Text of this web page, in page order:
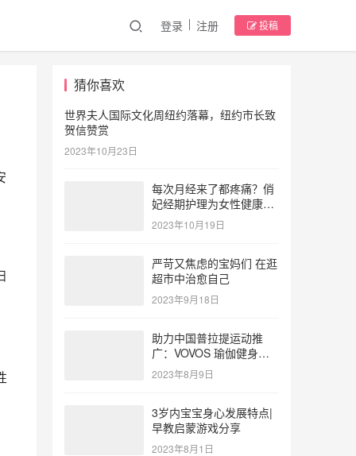
登录 注册 投稿
猜你喜欢
世界夫人国际文化周纽约落幕，纽约市长致
贺信赞赏
2023年10月23日
每次月经来了都疼痛？俏
妃经期护理为女性健康护
航
2023年10月19日
严苛又焦虑的宝妈们 在逛
超市中治愈自己
2023年9月18日
助力中国普拉提运动推
广：VOVOS 瑜伽健身服
参与北体大专业普拉提教
练培训
2023年8月9日
3岁内宝宝身心发展特点|
早教启蒙游戏分享
2023年8月1日